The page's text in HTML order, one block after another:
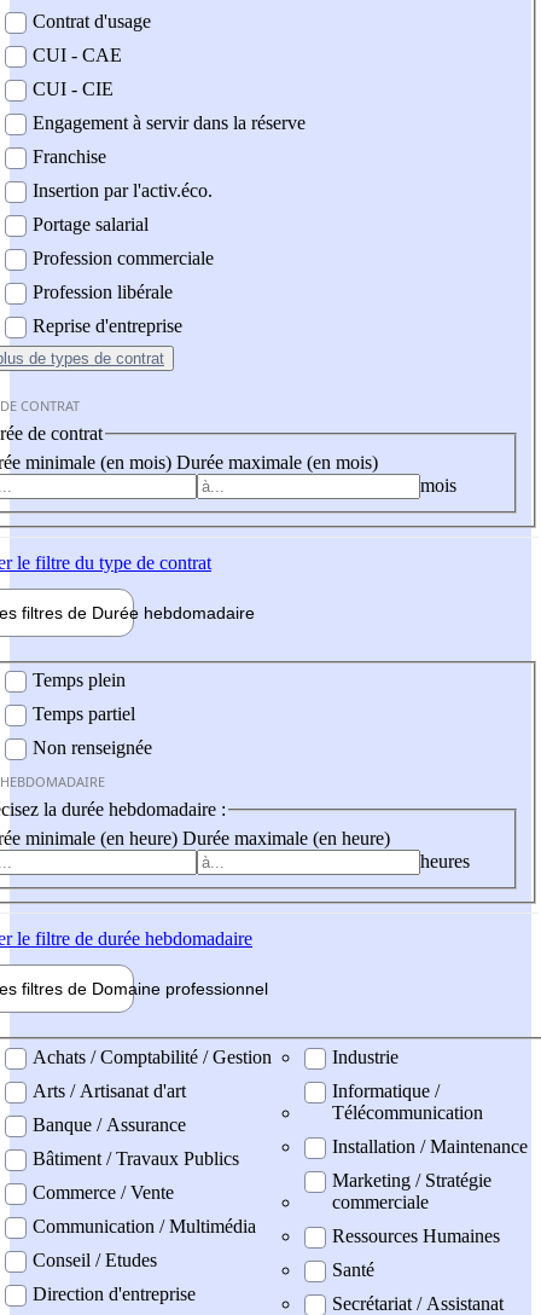
Contrat d'usage
CUI - CAE
CUI - CIE
Engagement à servir dans la réserve
Franchise
Insertion par l'activ.éco.
Portage salarial
Profession commerciale
Profession libérale
Reprise d'entreprise
de types de contrat
CONTRAT
de contrat
minimale (en mois) Durée maximale (en mois)
mois
le filtre du type de contrat
filtres de Durée hebdomadaire
Temps plein
Temps partiel
Non renseignée
la durée hebdomadaire :
minimale (en heure) Durée maximale (en heure)
heures
le filtre de durée hebdomadaire
filtres de Domaine professionnel
professionel
Achats / Comptabilité / Gestion
Arts / Artisanat d'art
Banque / Assurance
Bâtiment / Travaux Publics
Commerce / Vente
Communication / Multimédia
Conseil / Etudes
Direction d'entreprise
Industrie
Informatique /
Télécommunication
Installation / Maintenance
Marketing / Stratégie
commerciale
Ressources Humaines
Santé
Secrétariat / Assistanat